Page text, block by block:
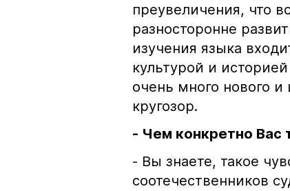
преувеличения, что
разносторонне
изучения языка
культурой и
очень много нового
кругозор.
- Чем конкретно Вас
- Вы знаете, такое
соотечественников